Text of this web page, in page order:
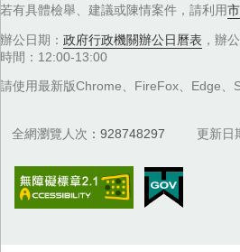
若有具體檢舉、建議或陳情案件，請利用
辦公日期： 政府行政機關辦公日曆表 ，辦
時間：12:00-13:00
請使用最新版Chrome、FireFox、Edge、
全網瀏覽人次 928748297 更新日